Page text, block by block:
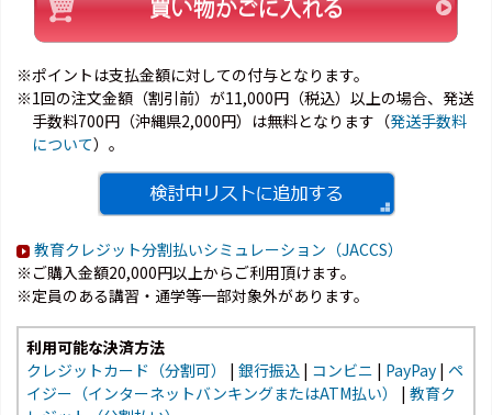
※ポイントは支払金額に対しての付与となります。
※1回の注文金額（割引前）が11,000円（税込）以上の場合、発送
手数料700円（沖縄県2,000円）は無料となります（発送手数料
について）。
教育クレジット分割払いシミュレーション（JACCS）
※ご購入金額20,000円以上からご利用頂けます。
※定員のある講習・通学等一部対象外があります。
利用可能な決済方法
クレジットカード（分割可）
| 銀行振込 | コンビニ | PayPay | ペ
イジー（インターネットバンキングまたはATM払い）
| 教育ク